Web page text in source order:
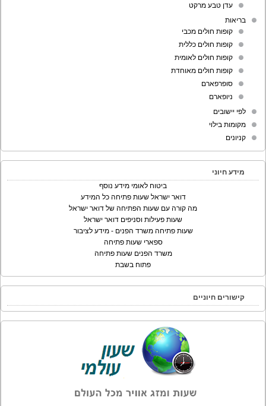
עדן טבע מרקט
בריאות
קופות חולים מכבי
קופות חולים כללית
קופות חולים לאומית
קופות חולים מאוחדת
סופרפארם
ניופארם
לפי יישובים
מקומות בילוי
קניונים
מידע חיוני
ביטוח לאומי מידע נוסף
דואר ישראל שעות פתיחה כל המידע
מה קורה עם שעות הפתיחה של דואר ישראל
שעות פעילות וסניפים דואר ישראל
שעות פתיחה משרד הפנים - מידע לציבור
ספארי שעות פתיחה
משרד הפנים שעות פתיחה
פתוח בשבת
קישורים חיוניים